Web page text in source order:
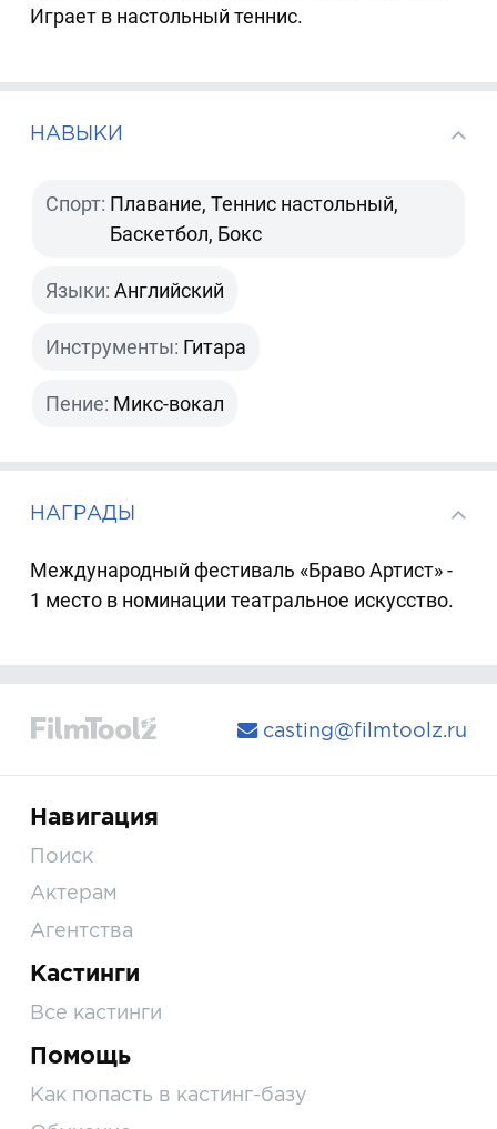
Играет в настольный теннис.
НАВЫКИ
Спорт: Плавание, Теннис настольный,
Баскетбол, Бокс
Языки: Английский
Инструменты: Гитара
Пение: Микс-вокал
НАГРАДЫ
Международный фестиваль «Браво Артист» -
1 место в номинации театральное искусство.
casting@filmtoolz.ru
Навигация
Поиск
Актерам
Агентства
Кастинги
Все кастинги
Помощь
Как попасть в кастинг-базу